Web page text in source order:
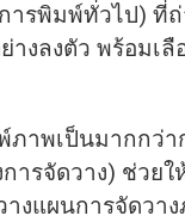
ารพิมพ์ทั่วไป) ที่
างลงตัว พร้อมเ
ภาพเป็นมากกว่
ารจัดวาง) ช่วย
งแผนการจัดวา